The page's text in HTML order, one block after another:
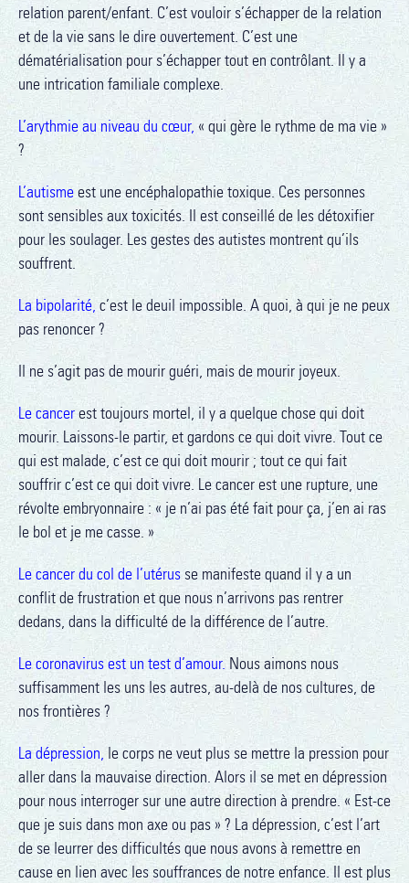
relation parent/enfant. C’est vouloir s’échapper de la relation
et de la vie sans le dire ouvertement. C’est une
dématérialisation pour s’échapper tout en contrôlant. Il y a
une intrication familiale complexe.
L’arythmie au niveau du cœur, « qui gère le rythme de ma vie »
?
L’autismeest une encéphalopathie toxique. Ces personnes
sont sensibles aux toxicités. Il est conseillé de les détoxifier
pour les soulager. Les gestes des autistes montrent qu’ils
souffrent.
La bipolarité, c’est le deuil impossible. A quoi, à qui je ne peux
pas renoncer ?
Il ne s’agit pas de mourir guéri, mais de mourir joyeux.
Le cancerest toujours mortel, il y a quelque chose qui doit
mourir. Laissons-le partir, et gardons ce qui doit vivre. Tout ce
qui est malade, c’est ce qui doit mourir ; tout ce qui fait
souffrir c’est ce qui doit vivre. Le cancer est une rupture, une
révolte embryonnaire : « je n’ai pas été fait pour ça, j’en ai ras
le bol et je me casse. »
Le cancer du col de l’utérus se manifeste quand il y a un
conflit de frustration et que nous n’arrivons pas rentrer
dedans, dans la difficulté de la différence de l’autre.
Le coronavirus est un test d’amour. Nous aimons nous
suffisamment les uns les autres, au-delà de nos cultures, de
nos frontières ?
La dépression, le corps ne veut plus se mettre la pression pour
aller dans la mauvaise direction. Alors il se met en dépression
pour nous interroger sur une autre direction à prendre. « Est-ce
que je suis dans mon axe ou pas » ? La dépression, c’est l’art
de se leurrer des difficultés que nous avons à remettre en
cause en lien avec les souffrances de notre enfance. Il est plus